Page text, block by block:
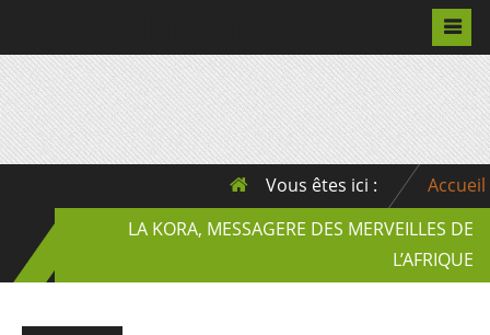
Vous êtes ici :
Accueil
LA KORA, MESSAGERE DES MERVEILLES DE
L’AFRIQUE